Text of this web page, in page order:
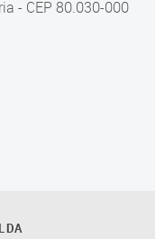
- CEP 80.030-000
DA